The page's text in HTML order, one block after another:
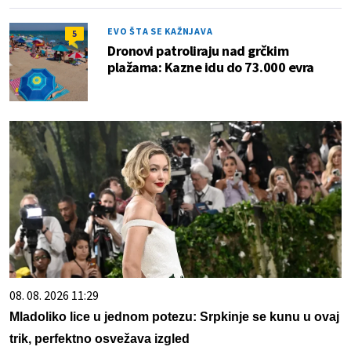
5 EVO ŠTA SE KAŽNJAVA
Dronovi patroliraju nad grčkim
plažama: Kazne idu do 73.000 evra
08. 08. 2026 11:29
Mladoliko lice u jednom potezu: Srpkinje se kunu u ovaj
trik, perfektno osvežava izgled